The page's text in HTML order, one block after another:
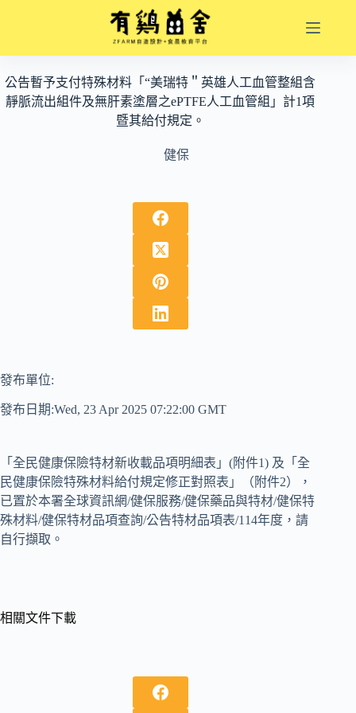
內
容
公告暫予支付特殊材料「“美瑞特＂英雄人工血管整組含
靜脈流出組件及無肝素塗層之ePTFE人工血管組」計1項
暨其給付規定。
健保
發布單位:
發布日期:Wed, 23 Apr 2025 07:22:00 GMT
「全民健康保險特材新收載品項明細表」(附件1) 及「全
民健康保險特殊材料給付規定修正對照表」（附件2），
已置於本署全球資訊網/健保服務/健保藥品與特材/健保特
殊材料/健保特材品項查詢/公告特材品項表/114年度，請
自行擷取。
相關文件下載